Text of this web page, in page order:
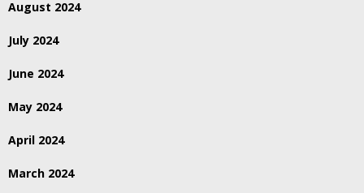
August 2024
July 2024
June 2024
May 2024
April 2024
March 2024